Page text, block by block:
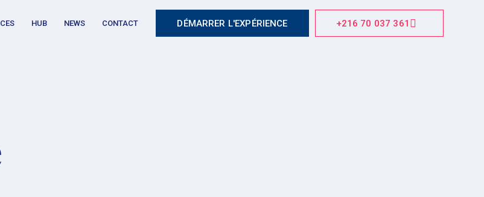
HUB NEWS CONTACT DÉMARRER L'EXPÉRIENCE +216 70 037 361